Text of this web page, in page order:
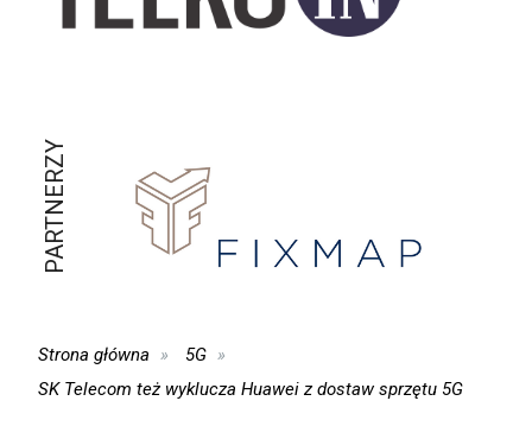
PARTNERZY
Strona główna
5G
SK Telecom też wyklucza Huawei z dostaw sprzętu 5G